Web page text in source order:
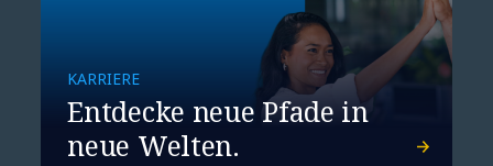
Global AI Report 2026
KARRIERE
Entdecke neue Pfade in
neue Welten.